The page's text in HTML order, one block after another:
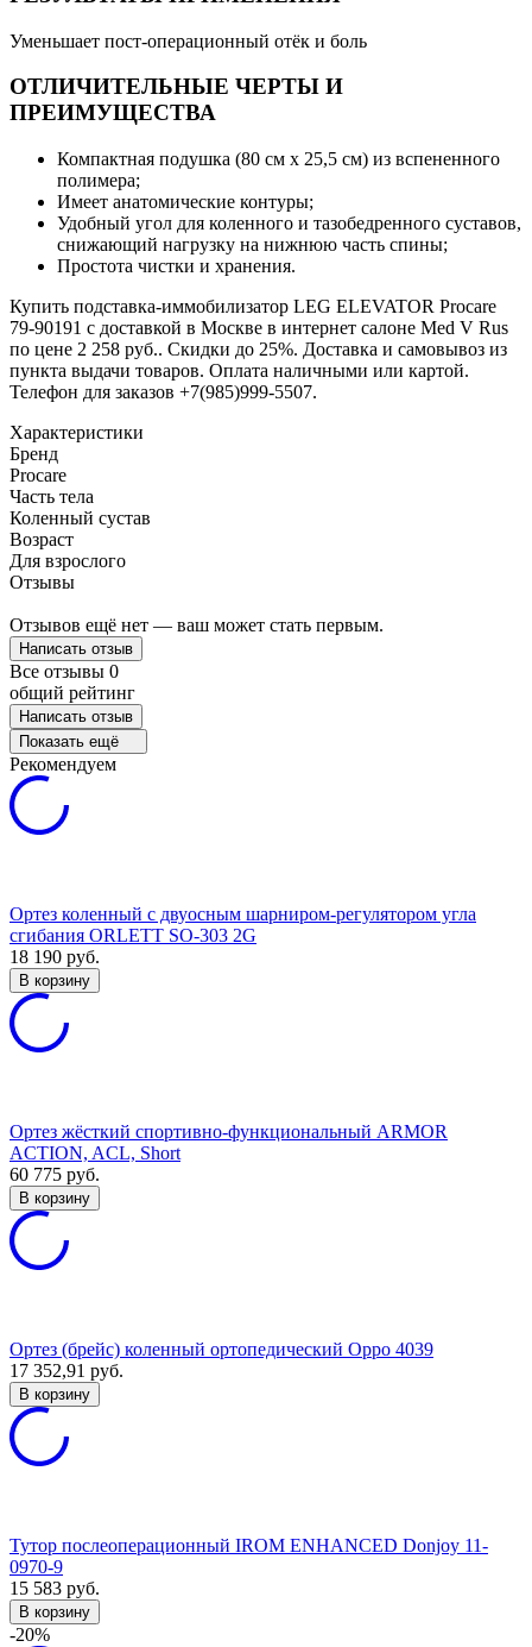
Уменьшает пост-операционный отёк и боль
ОТЛИЧИТЕЛЬНЫЕ ЧЕРТЫ И
ПРЕИМУЩЕСТВА
Компактная подушка (80 см х 25,5 см) из вспененного
полимера;
Имеет анатомические контуры;
Удобный угол для коленного и тазобедренного суставов,
снижающий нагрузку на нижнюю часть спины;
Простота чистки и хранения.
Купить подставка-иммобилизатор LEG ELEVATOR Procare
79-90191 с доставкой в Москве в интернет салоне Med V Rus
по цене 2 258 руб.. Скидки до 25%. Доставка и самовывоз из
пункта выдачи товаров. Оплата наличными или картой.
Телефон для заказов +7(985)999-5507.
Характеристики
Бренд
Procare
Часть тела
Коленный сустав
Возраст
Для взрослого
Отзывы
Отзывов ещё нет — ваш может стать первым.
Написать отзыв
Все отзывы 0
общий рейтинг
Написать отзыв
Показать ещё
Рекомендуем
Ортез коленный с двуосным шарниром-регулятором угла
сгибания ORLETT SO-303 2G
18 190 руб.
В корзину
Ортез жёсткий спортивно-функциональный ARMOR
ACTION, ACL, Short
60 775 руб.
В корзину
Ортез (брейс) коленный ортопедический Oppo 4039
17 352,91 руб.
В корзину
Тутор послеоперационный IROM ENHANCED Donjoy 11-
0970-9
15 583 руб.
В корзину
-20%